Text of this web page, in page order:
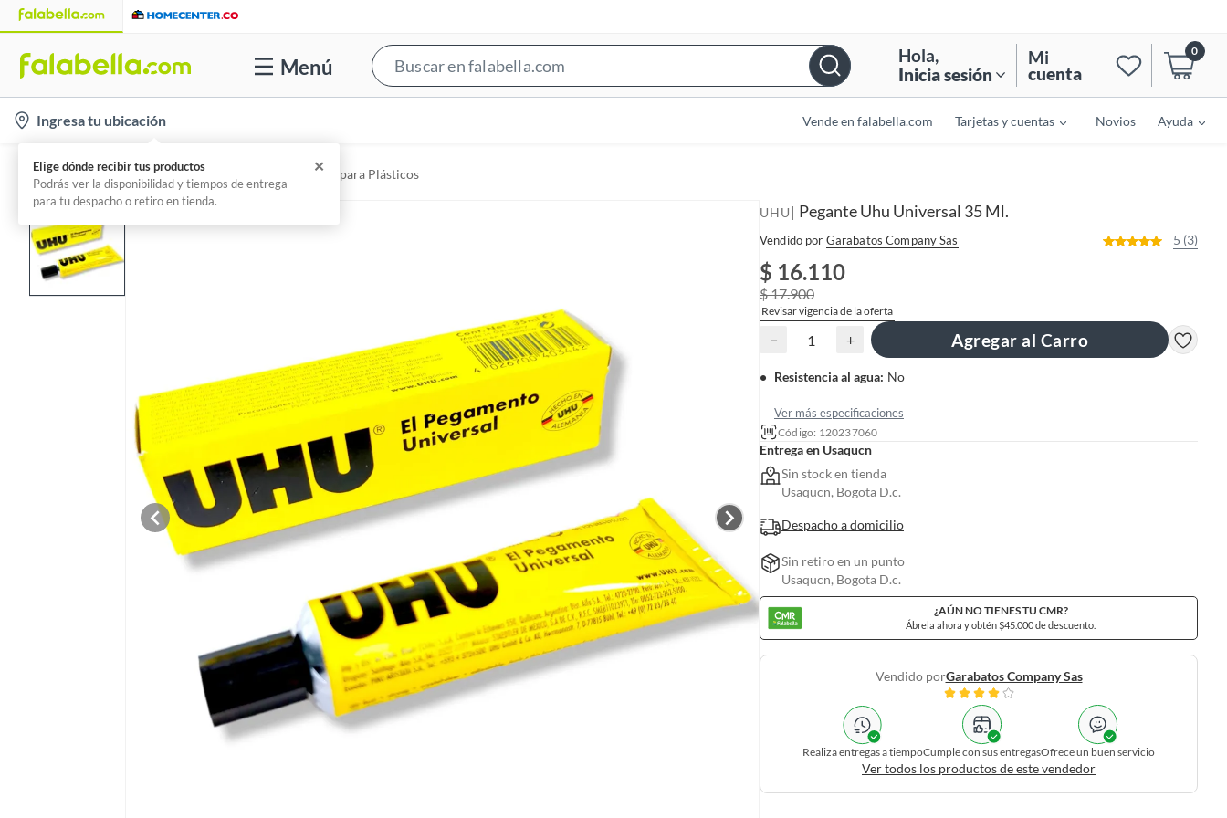
Menú
e
Hola,
Inicia sesión
Mi
cuenta
0
Ingresa tu ubicación
Elige dónde recibir tus productos
Podrás ver la disponibilidad y tiempos de entrega
para tu despacho o retiro en tienda.
✕
Vende en falabella.com Tarjetas y cuentas Novios Ayuda
Home Construcción - Adhesivos Adhesivos para Plásticos
UHU | Pegante Uhu Universal 35 Ml.
Vendido por Garabatos Company Sas 5 (3)
$ 16.110
$ 17.900
Revisar vigencia de la oferta
− + Agregar al Carro
Resistencia al agua: No
Ver más especificaciones
Código: 120237060
Entrega en Usaqucn
Sin stock en tienda
Usaqucn, Bogota D.c.
Despacho a domicilio
Sin retiro en un punto
Usaqucn, Bogota D.c.
¿AÚN NO TIENES TU CMR?
Ábrela ahora y obtén $45.000 de descuento.
Vendido porGarabatos Company Sas
Realiza entregas a tiempoCumple con sus entregasOfrece un buen servicio
Ver todos los productos de este vendedor